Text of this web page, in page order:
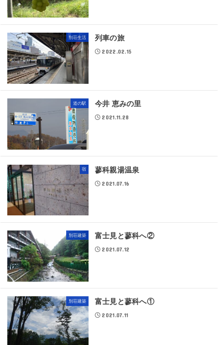
別荘生活 列車の旅
2022.02.15
道の駅 今井 恵みの里
2021.11.28
宿 蓼科親湯温泉
2021.07.16
別荘建築 富士見と蓼科へ②
2021.07.12
別荘建築 富士見と蓼科へ①
2021.07.11